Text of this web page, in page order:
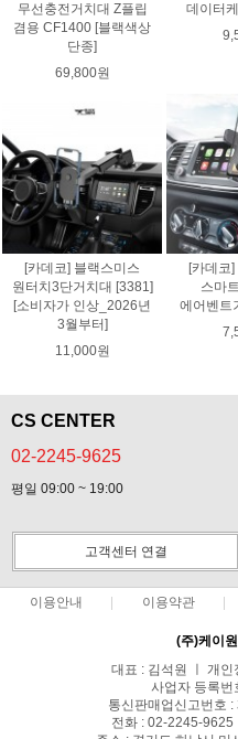
무선충전거치대 Z플립
겸용 CF1400 [블랙색상
단종]
69,800원
데이터
[카데코] 블랙스미스
원터치3단거치대 [3381]
[소비자가 인상_2026년
3월부터]
11,000원
[카데코
스마
에어벤트
CS CENTER
02-2245-9625
평일 09:00 ~ 19:00
고객센터 연결
이용안내 이용약관
(주)케이
대표 : 김석원 ㅣ 개인
사업자 등록
통신판매업신고번호
전화 : 02-2245-